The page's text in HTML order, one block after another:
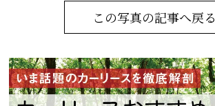
この写真の記事へ戻る